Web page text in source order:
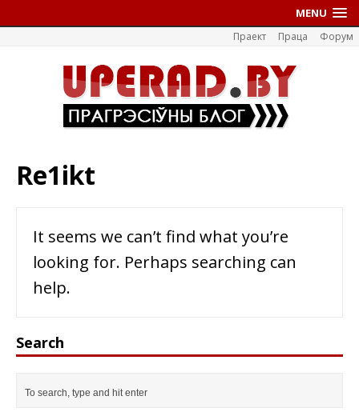
MENU
Праект Праца Форум
Re1ikt
It seems we can’t find what you’re
looking for. Perhaps searching can
help.
Search